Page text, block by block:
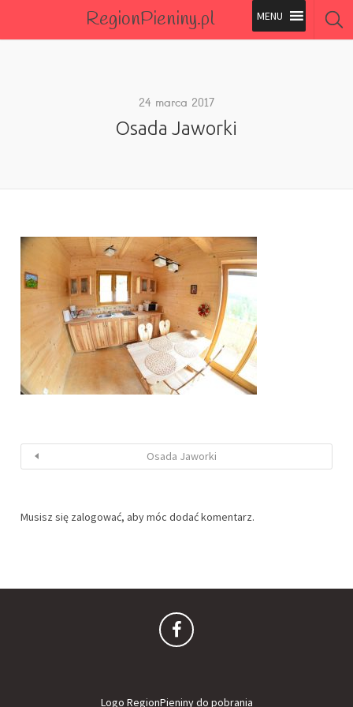
RegionPieniny.pl
Wszystkie Obiekty
24 marca 2017
Osada Jaworki
Osada Jaworki
Musisz się zalogować, aby móc dodać komentarz.
Logo RegionPieniny do pobrania